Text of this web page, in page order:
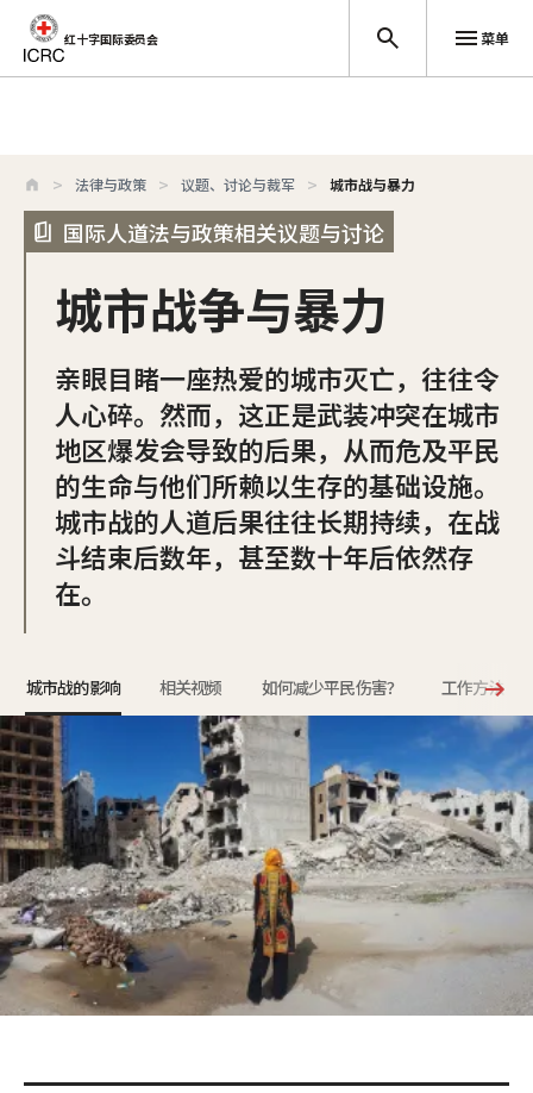
跳至主要内容
红十字国际委员会 菜单
法律与政策 议题、讨论与裁军 城市战与暴力
国际人道法与政策相关议题与讨论
城市战争与暴力
亲眼目睹一座热爱的城市灭亡，往往令
人心碎。然而，这正是武装冲突在城市
地区爆发会导致的后果，从而危及平民
的生命与他们所赖以生存的基础设施。
城市战的人道后果往往长期持续，在战
斗结束后数年，甚至数十年后依然存
在。
城市战的影响 相关视频 如何减少平民伤害？ 工作方法